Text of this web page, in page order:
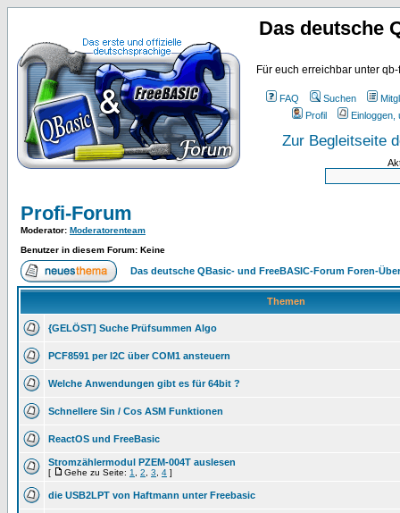
Das deutsche
Für euch erreichbar unter
FAQ Suchen
Profil
Einloggen,
Zur Begleitseite
Profi-Forum
Moderator: Moderatorenteam
Benutzer in diesem Forum: Keine
Das deutsche QBasic- und FreeBASIC-Forum Foren-
Themen
{GELÖST] Suche Prüfsummen Algo
PCF8591 per I2C über COM1 ansteuern
Welche Anwendungen gibt es für 64bit ?
Schnellere Sin / Cos ASM Funktionen
ReactOS und FreeBasic
Stromzählermodul PZEM-004T auslesen
[ Gehe zu Seite: 1 2 3 4 ]
die USB2LPT von Haftmann unter Freebasic